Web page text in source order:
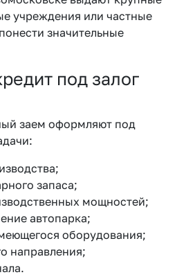
учреждения или частные
значительные
под залог
заем оформляют под
запаса;
мощностей;
автопарка;
оборудования;
направления;